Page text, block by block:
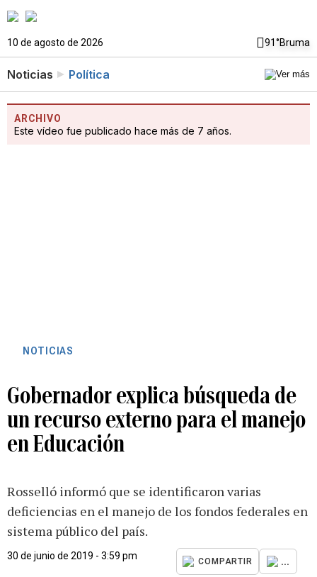
10 de agosto de 2026 91°Bruma
Noticias Política
ARCHIVO
Este vídeo fue publicado hace más de 7 años.
NOTICIAS
Gobernador explica búsqueda de
un recurso externo para el manejo
en Educación
Rosselló informó que se identificaron varias
deficiencias en el manejo de los fondos federales en
sistema público del país.
30 de junio de 2019 - 3:59 pm
COMPARTIR ...